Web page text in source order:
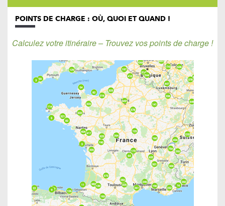
POINTS DE CHARGE : OÙ, QUOI ET QUAND !
Calculez votre itinéraire – Trouvez vos points de charge !